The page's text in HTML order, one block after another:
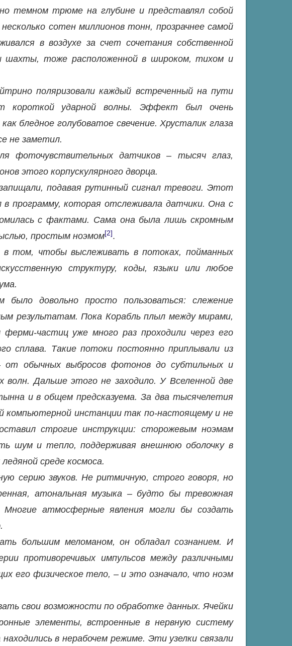
темном трюме на глубине и представлял собой
сотен миллионов тонн, прозрачнее самой
в воздухе за счет сочетания собственной
шахты, тоже расположенной в широком, тихом и
поляризовали каждый встреченный на пути
короткой ударной волны. Эффект был очень
бледное голубоватое свечение. Хрусталик глаза
не заметил.
фоточувствительных датчиков – тысяч глаз,
этого корпускулярного дворца.
подавая рутинный сигнал тревоги. Этот
в программу, которая отслеживала датчики. Она с
с фактами. Сама она была лишь скромным
простым ноэмом[2] .
в том, чтобы выслеживать в потоках, пойманных
структуру, коды, языки или любое
довольно просто пользоваться: слежение
результатам. Пока Корабль плыл между мирами,
частиц уже много раз проходили через его
сплава. Такие потоки постоянно приплывали из
от обычных выбросов фотонов до субтильных и
волн. Дальше этого не заходило. У Вселенной две
и в общем предсказуема. За два тысячелетия
компьютерной инстанции так по-настоящему и не
строгие инструкции: сторожевым ноэмам
шум и тепло, поддерживая внешнюю оболочку в
среде космоса.
серию звуков. Не ритмичную, строго говоря, но
атональная музыка – будто бы тревожная
Многие атмосферные явления могли бы создать
большим меломаном, он обладал сознанием. И
противоречивых импульсов между различными
его физическое тело, – и это означало, что ноэм
свои возможности по обработке данных. Ячейки
элементы, встроенные в нервную систему
в нерабочем режиме. Эти узелки связали